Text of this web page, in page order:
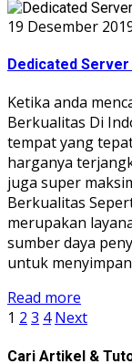
19 Desember
Dedicated
Ketika anda
Berkualitas Di
tempat yang
harganya
juga super
Berkualitas
merupakan
sumber daya
untuk
Read more
1 2 3 4 Next
Cari Artikel &